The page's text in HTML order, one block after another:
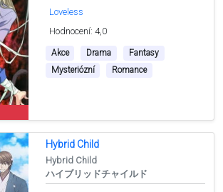
Loveless
Hodnocení: 4,0
Akce Drama
Fantasy
Mysteriózní
Romance
Hybrid Child
Hybrid Child
ハイブリッドチャイルド